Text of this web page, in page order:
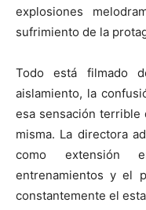
explosiones
sufrimiento de la
Todo está filmado
aislamiento, la
esa sensación
misma. La directora
como extensión
entrenamientos y el
constantemente el